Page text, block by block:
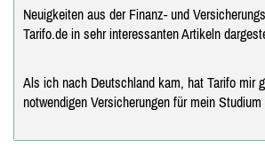
Neuigkeiten aus der Finanz- und
Tarifo.de in sehr interessanten Artikeln
Als ich nach Deutschland kam, hat Tarifo mir
notwendigen Versicherungen für mein